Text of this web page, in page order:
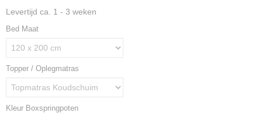
Levertijd ca. 1 - 3 weken
Bed Maat
Topper / Oplegmatras
Kleur Boxspringpoten